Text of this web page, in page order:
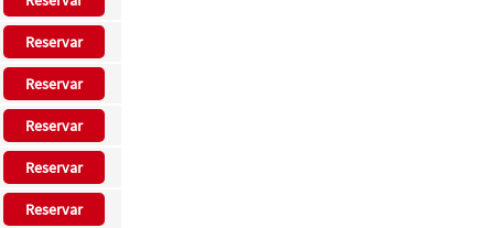
Reservar
Reservar
Reservar
Reservar
Reservar